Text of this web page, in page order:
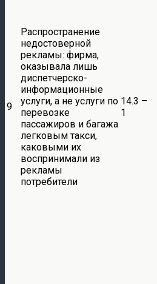
9
Распространение
недостоверной
рекламы: фирма,
оказывала лишь
диспетчерско-
информационные
услуги, а не услуги по
перевозке
пассажиров и багажа
легковым такси,
каковыми их
воспринимали из
рекламы
потребители
14.3 –
1